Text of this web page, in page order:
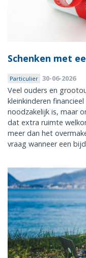
Schenken met
Particulier 30-06-2026
Veel ouders en
kleinkinderen
noodzakelijk is, maar
dat extra ruimte
meer dan het
vraag wanneer een